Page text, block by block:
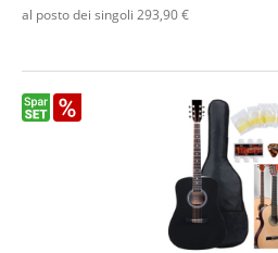
integrato
al posto dei singoli 293,90€